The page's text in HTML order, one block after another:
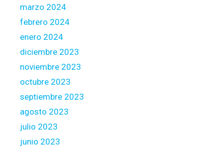
e
v
r
y
l
i
e
t
i
m
u
e
r
marzo 2024
febrero 2024
enero 2024
diciembre 2023
noviembre 2023
octubre 2023
septiembre 2023
agosto 2023
julio 2023
junio 2023